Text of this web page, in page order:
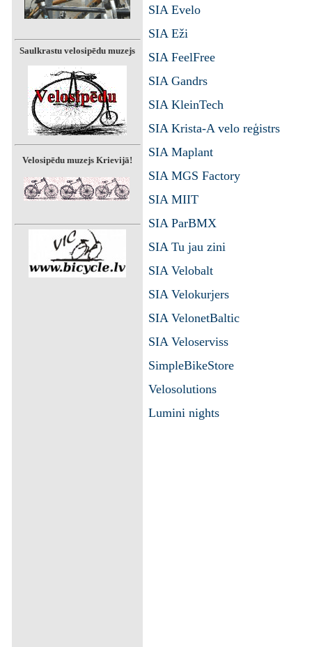
Saulkrastu velosipēdu muzejs
Velosipēdu muzejs Krievijā!
SIA Evelo
SIA Eži
SIA FeelFree
SIA Gandrs
SIA KleinTech
SIA Krista-A velo reģistrs
SIA Maplant
SIA MGS Factory
SIA MIIT
SIA ParBMX
SIA Tu jau zini
SIA Velobalt
SIA Velokurjers
SIA VelonetBaltic
SIA Veloserviss
SimpleBikeStore
Velosolutions
Lumini nights